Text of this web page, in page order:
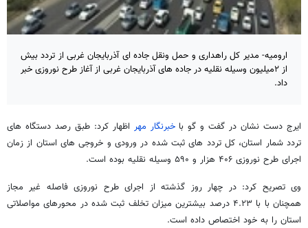
ارومیه- مدیر کل راهداری و حمل ونقل جاده ای آذربایجان غربی از تردد بیش
از ۲میلیون وسیله نقلیه در جاده های آذربایجان غربی از آغاز طرح نوروزی خبر
داد.
ایرج دست نشان در گفت و گو باخبرنگار مهر اظهار کرد: طبق رصد دستگاه های
تردد شمار استان، کل تردد های ثبت شده در ورودی و خروجی های استان از زمان
اجرای طرح نوروزی ۴۰۶ هزار و ۵۹۰ وسیله نقلیه بوده است.
وی تصریح کرد: در چهار روز گذشته از اجرای طرح نوروزی فاصله غیر مجاز
همچنان با با ۴.۲۳ درصد بیشترین میزان تخلف ثبت شده در محورهای مواصلاتی
استان را به خود اختصاص داده است.